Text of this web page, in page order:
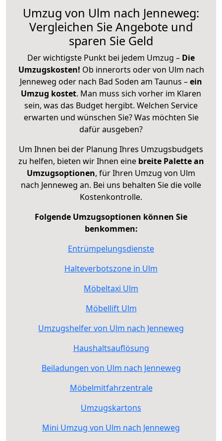
Umzug von Ulm nach Jenneweg:
Vergleichen Sie Angebote und
sparen Sie Geld
Der wichtigste Punkt bei jedem Umzug – Die
Umzugskosten! Ob innerorts oder von Ulm nach
Jenneweg oder nach Bad Soden am Taunus –ein
Umzug kostet. Man muss sich vorher im Klaren
sein, was das Budget hergibt. Welchen Service
erwarten und wünschen Sie? Was möchten Sie
dafür ausgeben?
Um Ihnen bei der Planung Ihres Umzugsbudgets
zu helfen, bieten wir Ihnen eine breite Palette an
Umzugsoptionen, für Ihren Umzug von Ulm
nach Jenneweg an. Bei uns behalten Sie die volle
Kostenkontrolle.
Folgende Umzugsoptionen können Sie
benkommen:
Entrümpelungsdienste
Halteverbotszone in Ulm
Möbeltaxi Ulm
Möbellift Ulm
Umzugshelfer von Ulm nach Jenneweg
Haushaltsauflösung
Beiladungen von Ulm nach Jenneweg
Möbelmitfahrzentrale
Umzugskartons
Mini Umzug von Ulm nach Jenneweg